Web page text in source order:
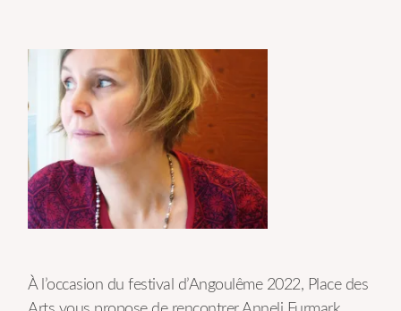
À l’occasion du festival d’Angoulême 2022, Place des